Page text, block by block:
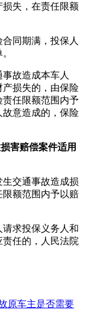
失，在责任限额
同期满，投保人
故造成本车人
产损失的，由保险
任限额范围内予
意造成的，保险
害赔偿案件适用
交通事故造成损
额范围内予以赔
求投保义务人和
任的，人民法院
原车主是否需要